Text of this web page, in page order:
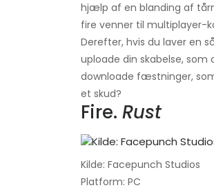
hjælp af en blanding af
fire venner til multiplayer-
Derefter, hvis du laver en
uploade din skabelse, som
downloade fæstninger,
et skud?
Fire. Rust
Kilde: Facepunch Studios
Platform: PC